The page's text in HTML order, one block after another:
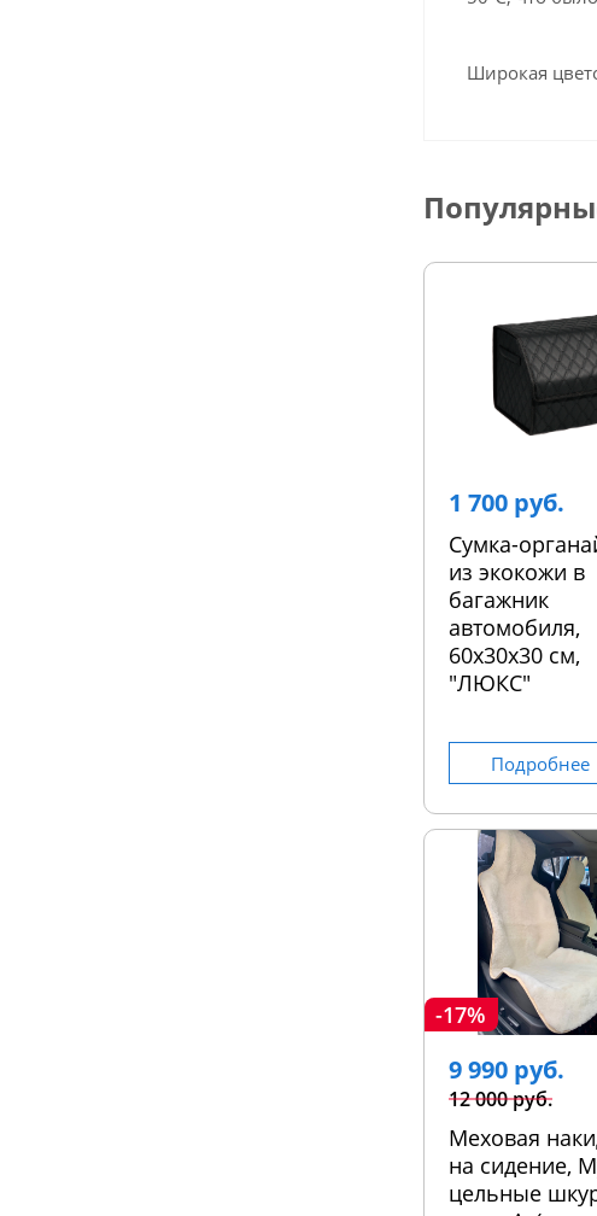
Широкая
1 700 руб.
Сумка-
из экокожи в
багажник
автомобиля,
60х30х30 см,
"ЛЮКС"
Подробнее
-17%
9 990 руб.
12 000 руб.
Меховая
на сидение,
цельные